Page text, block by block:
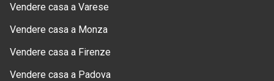
Vendere casa a Varese
Vendere casa a Monza
Vendere casa a Firenze
Vendere casa a Padova